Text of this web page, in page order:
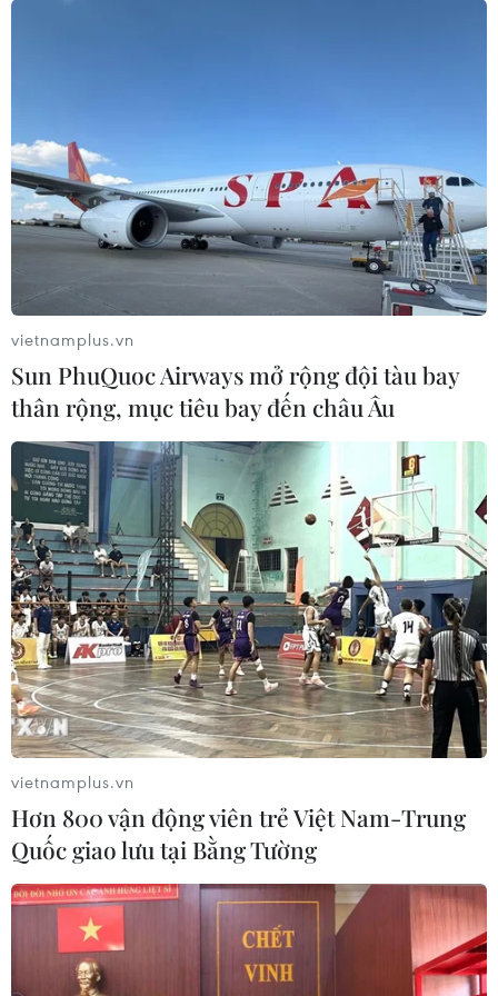
vietnamplus.vn
Sun PhuQuoc Airways mở rộng đội tàu bay
thân rộng, mục tiêu bay đến châu Âu
vietnamplus.vn
Hơn 800 vận động viên trẻ Việt Nam-Trung
Quốc giao lưu tại Bằng Tường